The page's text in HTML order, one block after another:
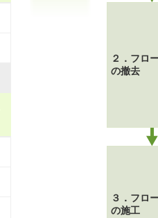
２．フロ
の撤去
３．フロ
の施工